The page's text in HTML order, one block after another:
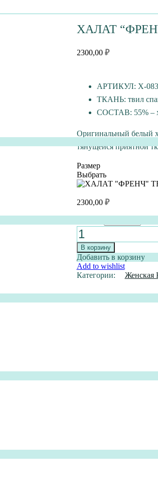
ХАЛАТ
2300,00 ₽
АРТИКУЛ: Х-083
ТКАНЬ: твил
СОСТАВ: 55% –
Оригинальный белый
тянущейся приятной
Размер
Выбрать
2300,00 ₽
Количество
товара
ХАЛАТ
"ФРЕНЧ"
ТВИЛ
СПАНДЕКС
В корзину
Добавить в корзину
Add to wishlist
Категории:
Женская